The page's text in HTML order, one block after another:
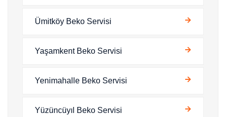
Ümitköy Beko Servisi
Yaşamkent Beko Servisi
Yenimahalle Beko Servisi
Yüzüncüyıl Beko Servisi